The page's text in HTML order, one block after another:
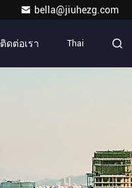
bella@jiuhezg.com
ติดต่อเรา Thai